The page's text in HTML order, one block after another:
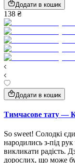
Додати в кошик
138 ₴
Додати в кошик
Тимчасове тату —
So sweet! Солодкі
народились з-під
викликати радість.
дорослих, що може